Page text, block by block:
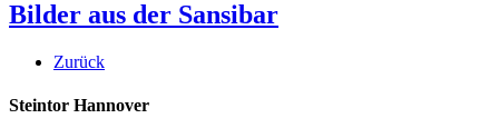
Bilder aus der Sansibar
Zurück
Steintor Hannover